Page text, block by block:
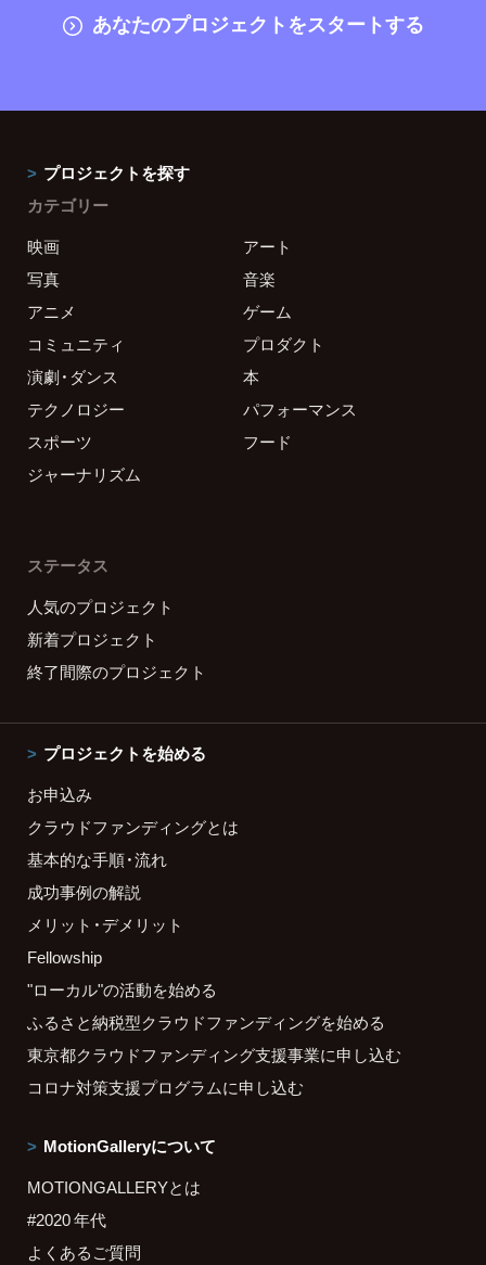
あなたのプロジェクトをスタートする
プロジェクトを探す
カテゴリー
映画
アート
写真
音楽
アニメ
ゲーム
コミュニティ
プロダクト
演劇・ダンス
本
テクノロジー
パフォーマンス
スポーツ
フード
ジャーナリズム
ステータス
人気のプロジェクト
新着プロジェクト
終了間際のプロジェクト
プロジェクトを始める
お申込み
クラウドファンディングとは
基本的な手順・流れ
成功事例の解説
メリット・デメリット
Fellowship
"ローカル"の活動を始める
ふるさと納税型クラウドファンディングを始める
東京都クラウドファンディング支援事業に申し込む
コロナ対策支援プログラムに申し込む
MotionGalleryについて
MOTIONGALLERYとは
#2020 年代
よくあるご質問